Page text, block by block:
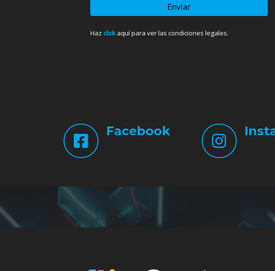
Enviar
Hazclickaquí para ver las condiciones legales.
Facebook